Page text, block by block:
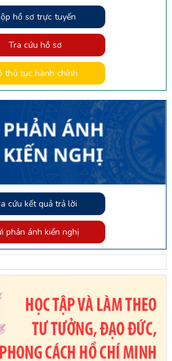
hồ sơ trực tuyến
Tra cứu hồ sơ
thủ tục hành chính
cứu kết quả trả lời
phản ánh kiến nghị